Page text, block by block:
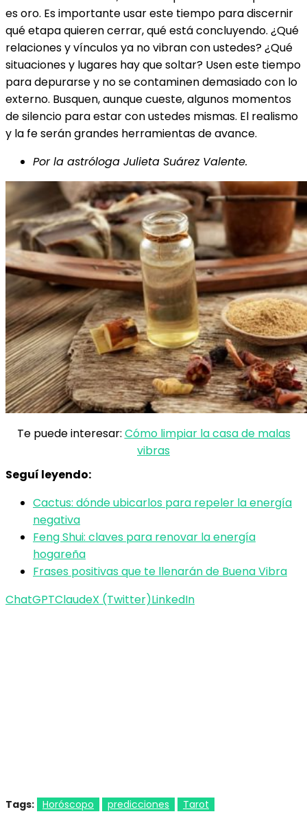
es oro. Es importante usar este tiempo para discernir
qué etapa quieren cerrar, qué está concluyendo. ¿Qué
relaciones y vínculos ya no vibran con ustedes? ¿Qué
situaciones y lugares hay que soltar? Usen este tiempo
para depurarse y no se contaminen demasiado con lo
externo. Busquen, aunque cueste, algunos momentos
de silencio para estar con ustedes mismas. El realismo
y la fe serán grandes herramientas de avance.
Por la astróloga Julieta Suárez Valente.
Te puede interesar: Cómo limpiar la casa de malas
vibras
Seguí leyendo:
Cactus: dónde ubicarlos para repeler la energía
negativa
Feng Shui: claves para renovar la energía
hogareña
Frases positivas que te llenarán de Buena Vibra
ChatGPTClaudeX (Twitter)LinkedIn
Tags: Horóscopo predicciones Tarot